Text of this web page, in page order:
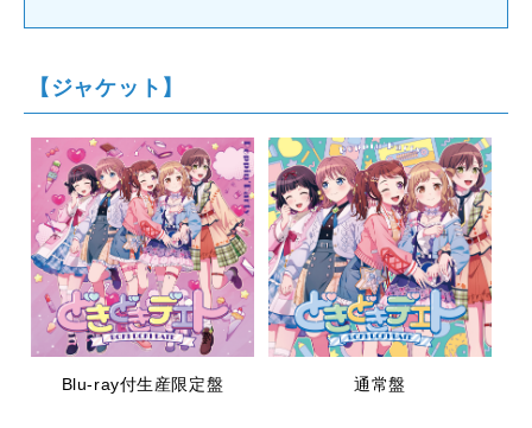
【ジャケット】
Blu-ray付生産限定盤 通常盤